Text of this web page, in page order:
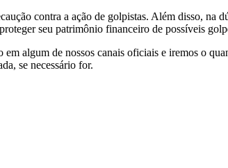
contra a ação de golpistas. Além disso, na
seu patrimônio financeiro de possíveis
algum de nossos canais oficiais e iremos o
se necessário for.